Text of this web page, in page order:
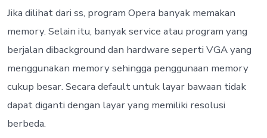
Jika dilihat dari ss, program Opera banyak memakan
memory. Selain itu, banyak service atau program yang
berjalan dibackground dan hardware seperti VGA yang
menggunakan memory sehingga penggunaan memory
cukup besar. Secara default untuk layar bawaan tidak
dapat diganti dengan layar yang memiliki resolusi
berbeda.